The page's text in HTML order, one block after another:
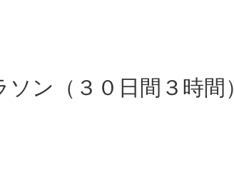
ン（３０日間３時間）